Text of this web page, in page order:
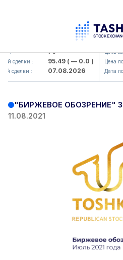
: 79
сделки : 95.49( — 0.0 )
сделки : 07.08.2026
Цена
Цена
Дата
"БИРЖЕВОЕ ОБОЗРЕНИЕ"
11.08.2021